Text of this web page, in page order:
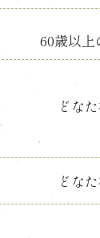
60歳以上
どな
どな